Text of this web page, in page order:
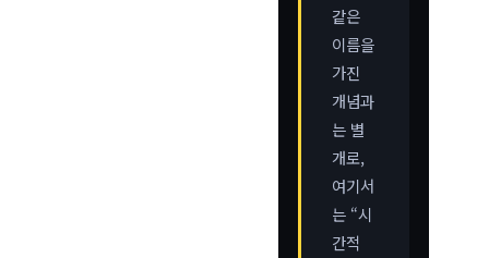
같은
이름을
가진
개념과
는 별
개로,
여기서
는 “시
간적